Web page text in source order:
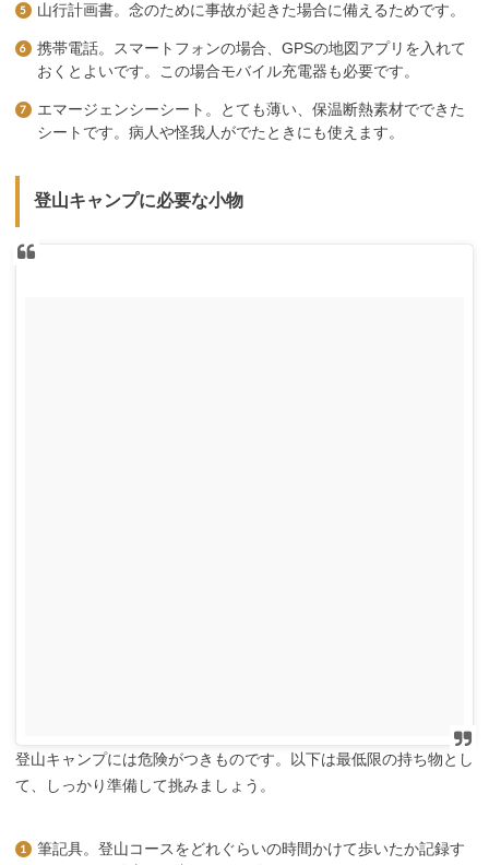
山行計画書。念のために事故が起きた場合に備えるためです。
携帯電話。スマートフォンの場合、GPSの地図アプリを入れて
おくとよいです。この場合モバイル充電器も必要です。
エマージェンシーシート。とても薄い、保温断熱素材でできた
シートです。病人や怪我人がでたときにも使えます。
登山キャンプに必要な小物
登山キャンプには危険がつきものです。以下は最低限の持ち物とし
て、しっかり準備して挑みましょう。
筆記具。登山コースをどれぐらいの時間かけて歩いたか記録す